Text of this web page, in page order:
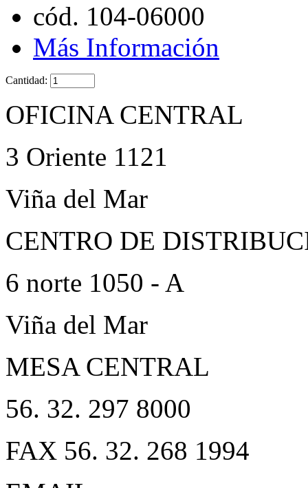
cód. 104-06000
Más Información
Cantidad:
OFICINA CENTRAL
3 Oriente 1121
Viña del Mar
CENTRO DE
6 norte 1050 - A
Viña del Mar
MESA CENTRAL
56. 32. 297 8000
FAX 56. 32. 268 1994